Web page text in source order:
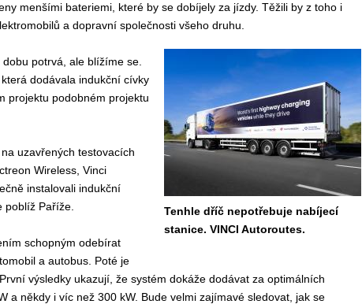
menšími bateriemi, které by se dobíjely za jízdy. Těžili by z toho i
a dopravní společnosti všeho druhu.
Tenhle dříč nepotřebuje nabíjecí
stanice. VINCI Autoroutes.
potrvá, ale blížíme se.
dodávala indukční cívky
projektu podobném projektu
uzavřených testovacích
Wireless, Vinci
instalovali indukční
poblíž Paříže.
schopným odebírat
a autobus. Poté je
výsledky ukazují, že systém dokáže dodávat za optimálních
a někdy i víc než 300 kW. Bude velmi zajímavé sledovat, jak se